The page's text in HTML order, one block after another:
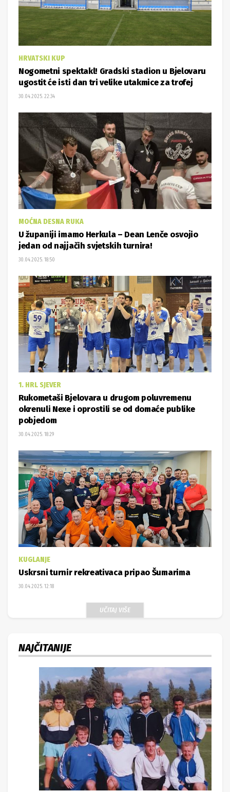
HRVATSKI KUP
Nogometni spektakl! Gradski stadion u Bjelovaru
ugostit će isti dan tri velike utakmice za trofej
30.04.2025. 22:34
MOĆNA DESNA RUKA
U županiji imamo Herkula – Dean Lenče osvojio
jedan od najjačih svjetskih turnira!
30.04.2025. 18:50
1. HRL SJEVER
Rukometaši Bjelovara u drugom poluvremenu
okrenuli Nexe i oprostili se od domaće publike
pobjedom
30.04.2025. 18:29
KUGLANJE
Uskrsni turnir rekreativaca pripao Šumarima
30.04.2025. 12:18
UČITAJ VIŠE
NAJČITANIJE